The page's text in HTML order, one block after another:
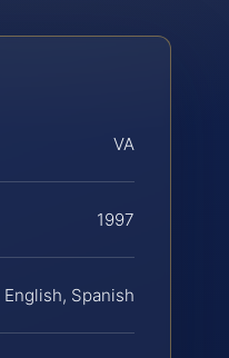
VA
1997
English, Spanish